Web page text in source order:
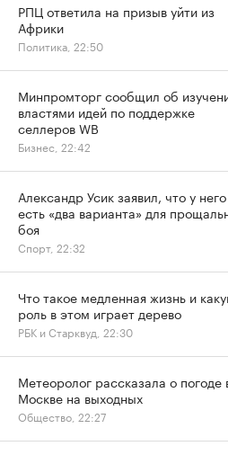
РПЦ ответила на призыв уйти из
Африки
Политика, 22:50
Минпромторг сообщил об
властями идей по поддержке
селлеров WB
Бизнес, 22:42
Александр Усик заявил, что у него
есть «два варианта» для
боя
Спорт, 22:32
Что такое медленная жизнь и
роль в этом играет дерево
РБК и Старквуд, 22:30
Метеоролог рассказала о погоде
Москве на выходных
Общество, 22:27